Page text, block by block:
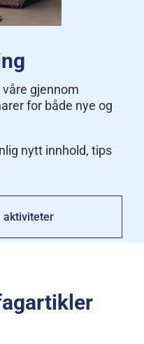
gjennom
for både nye og
nytt innhold, tips
aktiviteter